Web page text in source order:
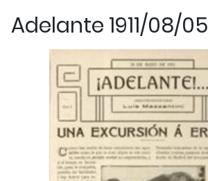
Adelante 1911/08/05